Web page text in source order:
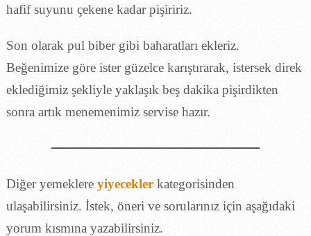
hafif suyunu çekene kadar pişiririz.
Son olarak pul biber gibi baharatları ekleriz.
Beğenimize göre ister güzelce karıştırarak, istersek direk
eklediğimiz şekliyle yaklaşık beş dakika pişirdikten
sonra artık menemenimiz servise hazır.
Diğer yemeklere yiyecekler kategorisinden
ulaşabilirsiniz. İstek, öneri ve sorularınız için aşağıdaki
yorum kısmına yazabilirsiniz.